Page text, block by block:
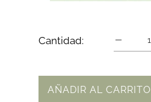
Cantidad:
AÑADIR AL CARRITO